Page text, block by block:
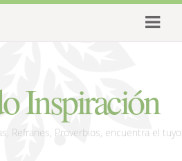
Inspiración
Refranes, Proverbios, encuentra el tuyo